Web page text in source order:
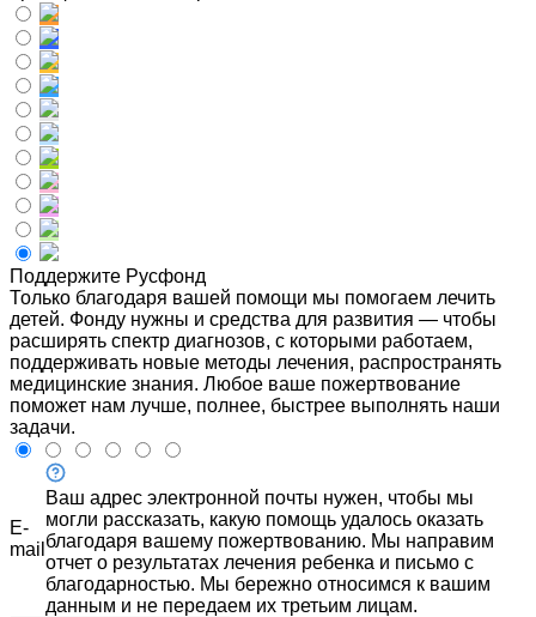
Поддержите Русфонд
Только благодаря вашей помощи мы помогаем лечить
детей. Фонду нужны и средства для развития — чтобы
расширять спектр диагнозов, с которыми работаем,
поддерживать новые методы лечения, распространять
медицинские знания. Любое ваше пожертвование
поможет нам лучше, полнее, быстрее выполнять наши
задачи.
E-
mail
Ваш адрес электронной почты нужен, чтобы мы
могли рассказать, какую помощь удалось оказать
благодаря вашему пожертвованию. Мы направим
отчет о результатах лечения ребенка и письмо с
благодарностью. Мы бережно относимся к вашим
данным и не передаем их третьим лицам.